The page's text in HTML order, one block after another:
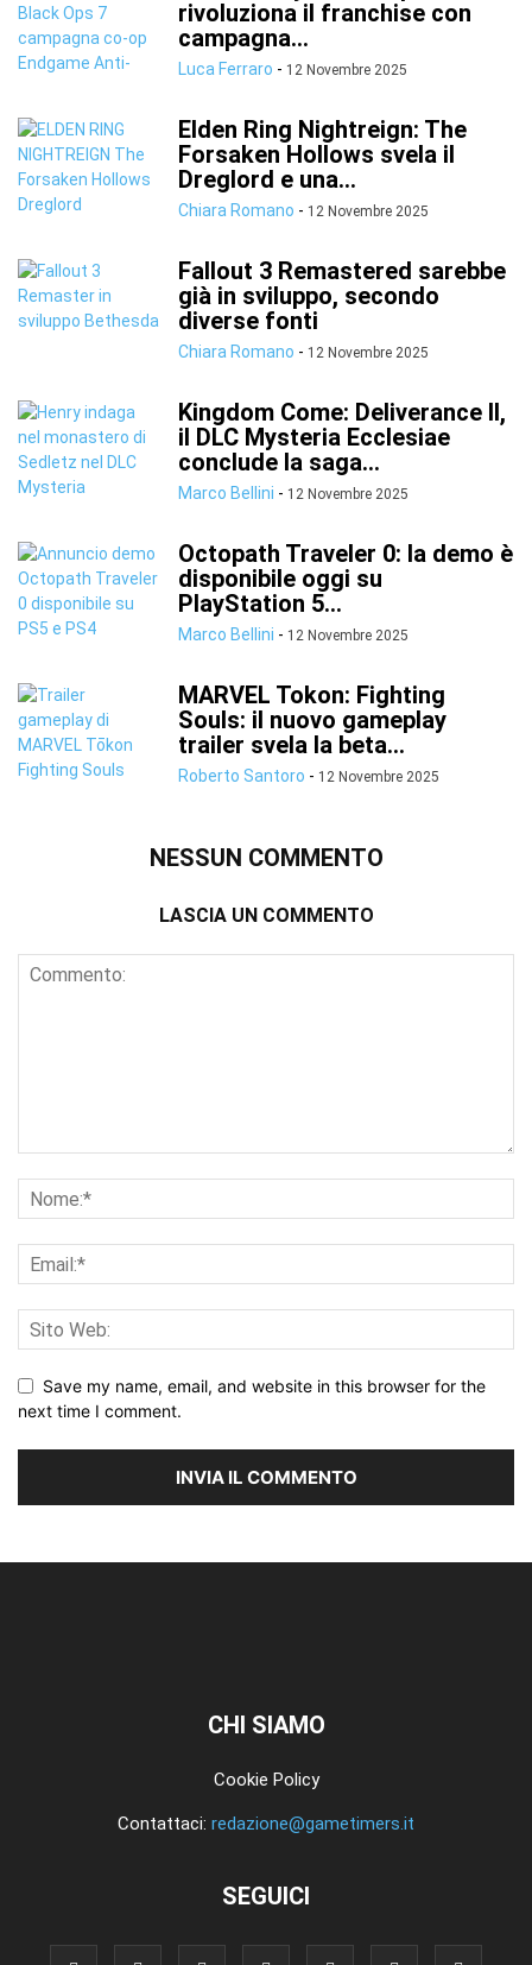
rivoluziona il franchise con
campagna...
Luca Ferraro - 12 Novembre 2025
Elden Ring Nightreign: The
Forsaken Hollows svela il
Dreglord e una...
Chiara Romano - 12 Novembre 2025
Fallout 3 Remastered sarebbe
già in sviluppo, secondo
diverse fonti
Chiara Romano - 12 Novembre 2025
Kingdom Come: Deliverance II,
il DLC Mysteria Ecclesiae
conclude la saga...
Marco Bellini - 12 Novembre 2025
Octopath Traveler 0: la demo è
disponibile oggi su
PlayStation 5...
Marco Bellini - 12 Novembre 2025
MARVEL Tokon: Fighting
Souls: il nuovo gameplay
trailer svela la beta...
Roberto Santoro - 12 Novembre 2025
NESSUN COMMENTO
LASCIA UN COMMENTO
Save my name, email, and website in this browser for the
next time I comment.
CHI SIAMO
Cookie Policy
Contattaci: redazione@gametimers.it
SEGUICI